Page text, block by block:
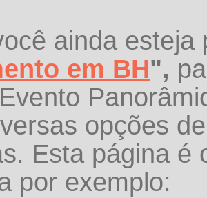
ainda
em BH",
opções
Esta página é
por exemplo: